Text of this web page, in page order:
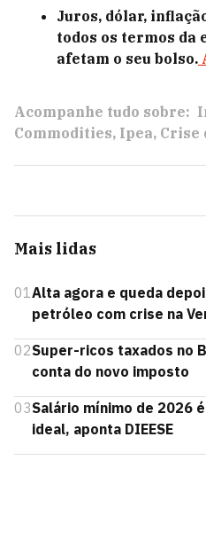
Juros, dólar,
todos os termos da
afetam o seu bolso.
Acompanhe tudo sobre:
Commodities Ipea Crise
Mais lidas
01Alta agora e queda
petróleo com crise na
02Super-ricos taxados no
conta do novo imposto
03Salário mínimo de 2026
ideal, aponta DIEESE